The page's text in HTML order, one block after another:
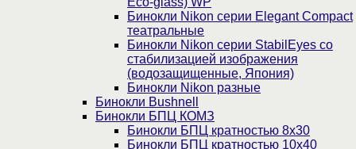
Бинокли Nikon серии Elegant Compact
театральные
Бинокли Nikon серии StabilEyes со
стабилизацией изображения
(водозащищенные, Япония)
Бинокли Nikon разные
Бинокли Bushnell
Бинокли БПЦ КОМЗ
Бинокли БПЦ кратностью 8х30
Бинокли БПЦ кратностью 10х40